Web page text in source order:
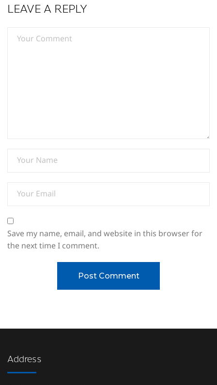
LEAVE A REPLY
Save my name, email, and website in this browser for
the next time I comment.
Address